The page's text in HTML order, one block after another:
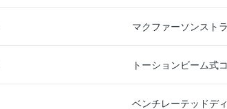
マクファーソンスト
トーションビーム式
ベンチレーテッドデ